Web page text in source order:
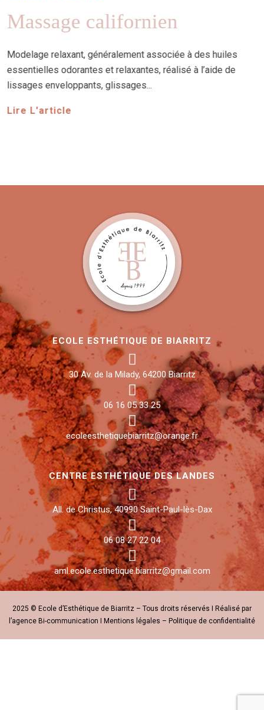
Massage amincissant
Modelage améliorant la silhouette, effectué à l’aide de
manœuvres toniques, énergiques...
ECOLE ESTHÉTIQUE DE BIARRITZ
30 Av. de la Milady, 64200 Biarritz
06 16 05 33 25
ecoleesthetiquebiarritz@orange.fr
CENTRE ESTHÉTIQUE DES LANDES
All. de Christus, 40990 Saint-Paul-lès-Dax
06 08 27 22 04
aml.ecole.esthetique.biarritz@gmail.com
2025 © Ecole d’Esthétique de Biarritz – Tous droits réservés I Réalisé par
l’agence Bi-communication Mentions légales – Politique de confidentialité